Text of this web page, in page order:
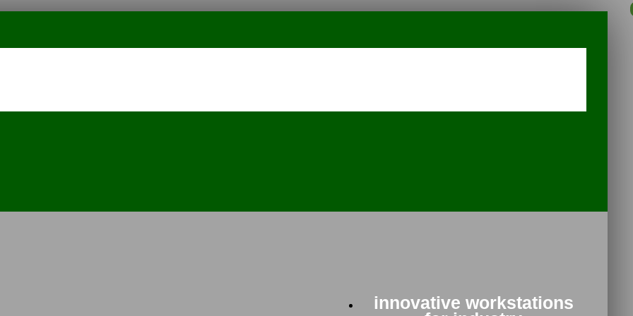
innovative workstations